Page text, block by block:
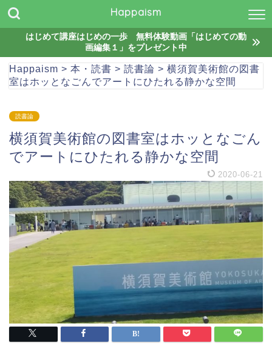
Happaism
はじめて講座はじめの一歩 無料体験動画「はじめての動
画編集１」をプレゼント中
Happaism > 本・読書 > 読書論 > 横須賀美術館の図書
室はホッとなごんでアートにひたれる静かな空間
読書論
横須賀美術館の図書室はホッとなごん
でアートにひたれる静かな空間
2020-06-21